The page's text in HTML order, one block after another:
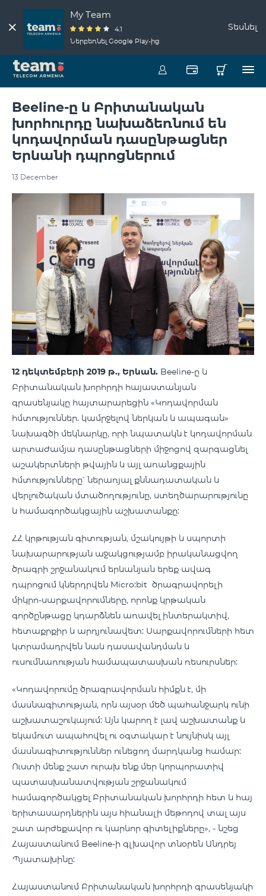
My Team
4.1
Ներբեռնել Google Play-ից
Տեսնել
Beeline-ը և Բրիտանական
խորհուրդը նախաձեռնում են
կոդավորման դասընթացներ
Երևանի դպրոցներում
13 December
12 դեկտեմբերի 2019 թ., Երևան. Beeline-ը և
Բրիտանական խորհրդի հայաստանյան
գրասենյակը հայտարարեցին «Կոդավորման
հմտություններ. կամրջելով ներկան և ապագան»
նախագծի մեկնարկը, որի նպատակն է կոդավորման
արտաժամյա դասընթացների միջոցով զարգացնել
աշակերտների թվային և այլ առանցքային
հմտությունները՝ ներառյալ քննադատական և
վերլուծական մտածողությունը, ստեղծարարությունը
և համագործակցային աշխատանքը:
ՀՀ կրթության գիտության, մշակույթի և սպորտի
նախարարության աջակցությամբ իրականացվող
ծրագրի շրջանակում երևանյան երեք ավագ
դպրոցում կներդրվեն Micro:bit ծրագրավորելի
միկրո-սարքավորումները, որոնք կրթական
գործընթացը կդարձնեն առավել ինտերակտիվ,
հետաքրքիր և արդյունավետ: Սարքավորումների հետ
կտրամադրվեն նաև դասավանդման և
ուսումնառության համապատասխան ռեսուրսներ:
«Կոդավորումը ծրագրավորման հիմքն է, մի
մասնագիտության, որն այսօր մեծ պահանջարկ ունի
աշխատաշուկայում: Այն կարող է լավ աշխատանք և
եկամուտ ապահովել ու օգտակար է նույնիսկ այլ
մասնագիտություններ ունեցող մարդկանց համար:
Ուստի մենք շատ ուրախ ենք մեր կորպորատիվ
պատասխանատվության շրջանակում
համագործակցել Բրիտանական խորհրդի հետ և հայ
երիտասարդներին այս հիանալի մեթոդով տալ այս
շատ արժեքավոր ու կարևոր գիտելիքները», - նշեց
Հայաստանում Beeline-ի գլխավոր տնօրեն Անդրեյ
Պյատախինը:
Հայաստանում Բրիտանական խորհրդի գրասենյակի